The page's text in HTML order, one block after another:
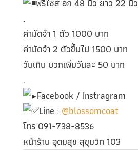
ฟรีไซส์ อก 48 นิ้ว ยาว 22 นิ้ว
.
ค่ามัดจำ 1 ตัว 1000 บาท
ค่ามัดจำ 2 ตัวขึ้นไป 1500 บาท
วันเกิน บวกเพิ่มวันละ 50 บาท
.
Facebook / Instragram
Line : @blossomcoat
โทร 091-738-8536
หน้าร้าน อุดมสุข สุขุมวิท 103